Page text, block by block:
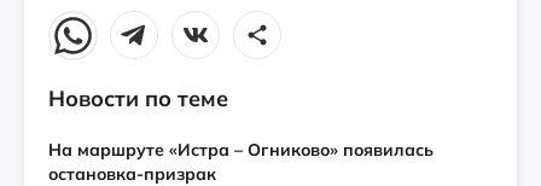
Новости по теме
На маршруте «Истра – Огниково» появилась
остановка-призрак